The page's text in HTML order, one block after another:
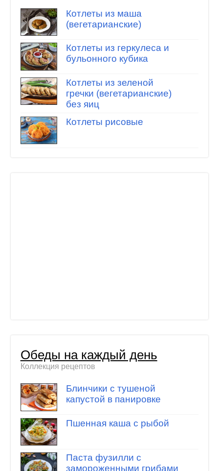
Котлеты из маша
(вегетарианские)
Котлеты из геркулеса и
бульонного кубика
Котлеты из зеленой
гречки (вегетарианские)
без яиц
Котлеты рисовые
Обеды на каждый день
Коллекция рецептов
Блинчики с тушеной
капустой в панировке
Пшенная каша с рыбой
Паста фузилли с
замороженными грибами